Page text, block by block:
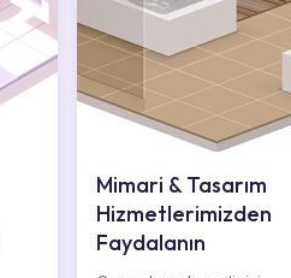
Mimari & Tasarım
Hizmetlerimizden
Faydalanın